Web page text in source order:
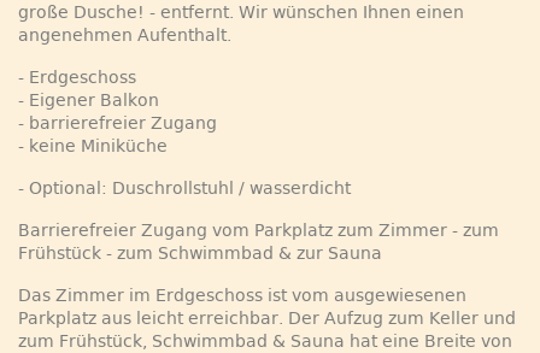
große Dusche! - entfernt. Wir wünschen Ihnen einen
angenehmen Aufenthalt.
- Erdgeschoss
- Eigener Balkon
- barrierefreier Zugang
- keine Miniküche
- Optional: Duschrollstuhl / wasserdicht
Barrierefreier Zugang vom Parkplatz zum Zimmer - zum
Frühstück - zum Schwimmbad & zur Sauna
Das Zimmer im Erdgeschoss ist vom ausgewiesenen
Parkplatz aus leicht erreichbar. Der Aufzug zum Keller und
zum Frühstück, Schwimmbad & Sauna hat eine Breite von